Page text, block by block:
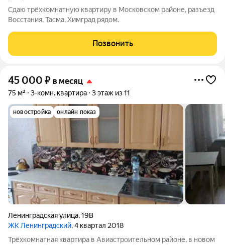
Сдаю трёхкомнатную квартиру в Московском районе, разъезд
Восстания, Тасма, Химград рядом.
Позвонить
45 000 ₽ в месяц
75 м² 3-комн. квартира 3 этаж из 11
новостройка онлайн показ
Ленинградская улица,19В
ЖК Ленинградский, 4 квартал 2018
Трёхкомнатная квартира в Авиастроительном районе, в новом